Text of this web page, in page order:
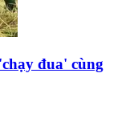
đua' cùng